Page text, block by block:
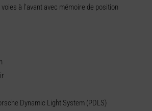
à l'avant avec mémoire de position
Dynamic Light System (PDLS)